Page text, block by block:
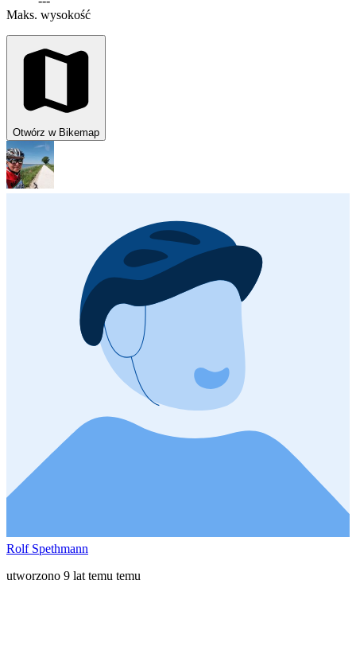
Maks. wysokość
Otwórz w Bikemap
Rolf Spethmann
utworzono 9 lat temu temu